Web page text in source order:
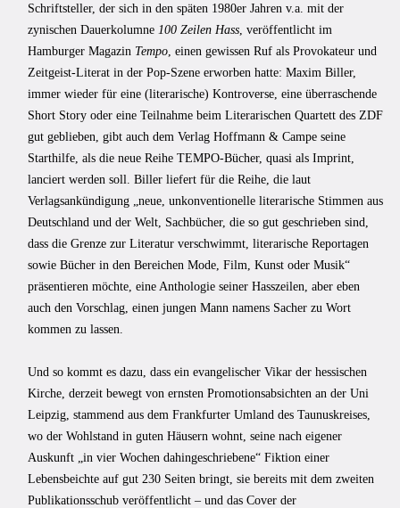
Schriftsteller, der sich in den späten 1980er Jahren v.a. mit der
zynischen Dauerkolumne 100 Zeilen Hass , veröffentlicht im
Hamburger Magazin Tempo , einen gewissen Ruf als Provokateur und
Zeitgeist-Literat in der Pop-Szene erworben hatte: Maxim Biller,
immer wieder für eine (literarische) Kontroverse, eine überraschende
Short Story oder eine Teilnahme beim Literarischen Quartett des ZDF
gut geblieben, gibt auch dem Verlag Hoffmann & Campe seine
Starthilfe, als die neue Reihe TEMPO-Bücher, quasi als Imprint,
lanciert werden soll. Biller liefert für die Reihe, die laut
Verlagsankündigung „neue, unkonventionelle literarische Stimmen aus
Deutschland und der Welt, Sachbücher, die so gut geschrieben sind,
dass die Grenze zur Literatur verschwimmt, literarische Reportagen
sowie Bücher in den Bereichen Mode, Film, Kunst oder Musik“
präsentieren möchte, eine Anthologie seiner Hasszeilen, aber eben
auch den Vorschlag, einen jungen Mann namens Sacher zu Wort
kommen zu lassen.
Und so kommt es dazu, dass ein evangelischer Vikar der hessischen
Kirche, derzeit bewegt von ernsten Promotionsabsichten an der Uni
Leipzig, stammend aus dem Frankfurter Umland des Taunuskreises,
wo der Wohlstand in guten Häusern wohnt, seine nach eigener
Auskunft „in vier Wochen dahingeschriebene“ Fiktion einer
Lebensbeichte auf gut 230 Seiten bringt, sie bereits mit dem zweiten
Publikationsschub veröffentlicht – und das Cover der